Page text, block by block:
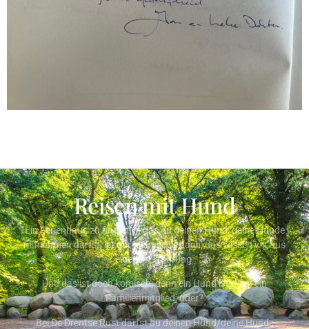
Reisen mit Hund
Ein Ferienhaus zu finden, in das du deinen Hund/deine Hunde
mitnehmen darfst, ist gar nicht so einfach, das wissen wir aus
eigener Erfahrung.
Und das ist doch komisch, denn ein Hund ist doch ein
Familienmitglied, oder?
Bei De Drentse Rust darfst du deinen Hund/deine Hunde